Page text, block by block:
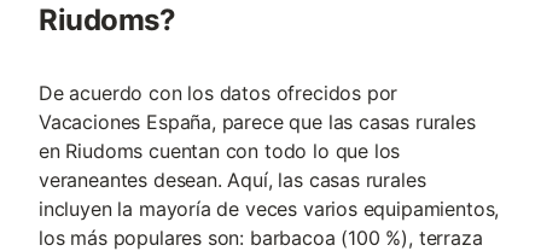
Riudoms?
De acuerdo con los datos ofrecidos por
Vacaciones España, parece que las casas rurales
en Riudoms cuentan con todo lo que los
veraneantes desean. Aquí, las casas rurales
incluyen la mayoría de veces varios equipamientos,
los más populares son: barbacoa (100 %), terraza